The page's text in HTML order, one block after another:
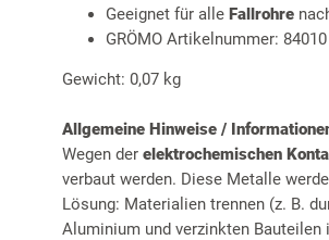
Geeignet für alle Fallrohre
GRÖMO Artikelnummer: 84010
Gewicht: 0,07 kg
Allgemeine Hinweise /
Wegen der elektrochemischen
verbaut werden. Diese Metalle
Lösung: Materialien trennen (z. B.
Aluminium und verzinkten Bauteilen